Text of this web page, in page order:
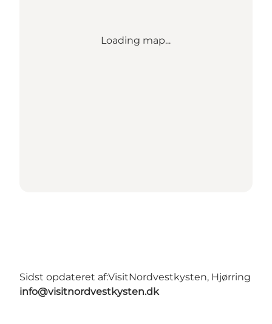
Loading map...
Sidst opdateret af:VisitNordvestkysten, Hjørring
info@visitnordvestkysten.dk